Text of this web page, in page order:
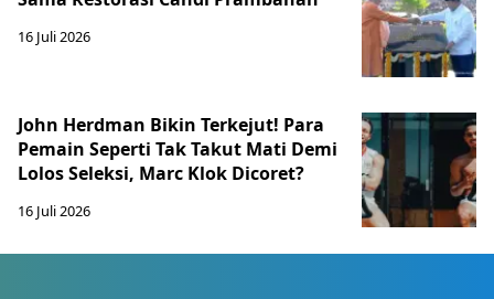
16 Juli 2026
John Herdman Bikin Terkejut! Para
Pemain Seperti Tak Takut Mati Demi
Lolos Seleksi, Marc Klok Dicoret?
16 Juli 2026